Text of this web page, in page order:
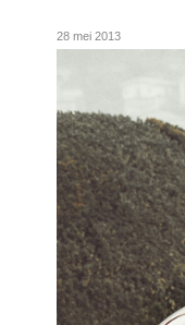
28 mei 2013